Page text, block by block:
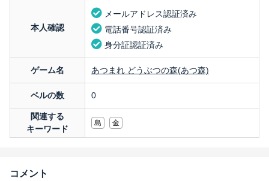
本人確認
メールアドレス認証済み
電話番号認証済み
身分証認証済み
ゲーム名 あつまれ どうぶつの森(あつ森)
ベルの数 0
関連する
キーワード
島 金
コメント